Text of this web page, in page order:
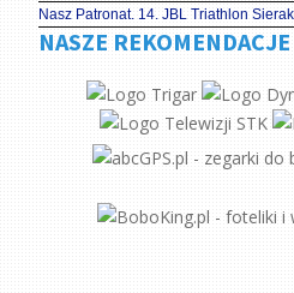
Nasz Patronat. 14. JBL Triathlon
NASZE REKOMENDACJE